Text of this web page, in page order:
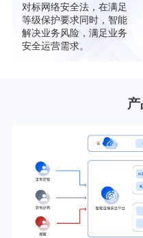
对标网络安全法，在满足
等级保护要求同时，智能
解决业务风险，满足业务
安全运营需求。